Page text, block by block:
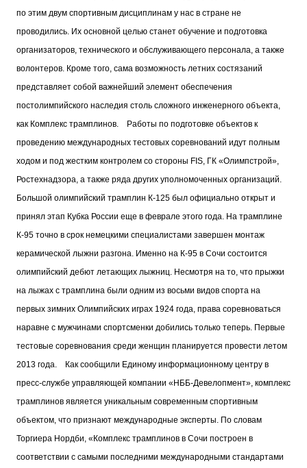
по этим двум спортивным дисциплинам у нас в стране не
проводились. Их основной целью станет обучение и подготовка
организаторов, технического и обслуживающего персонала, а также
волонтеров. Кроме того, сама возможность летних состязаний
представляет собой важнейший элемент обеспечения
постолимпийского наследия столь сложного инженерного объекта,
как Комплекс трамплинов.
Работы по подготовке объектов к
проведению международных тестовых соревнований идут полным
ходом и под жестким контролем со стороны FIS, ГК «Олимпстрой»,
Ростехнадзора, а также ряда других уполномоченных организаций.
Большой олимпийский трамплин К-125 был официально открыт и
принял этап Кубка России еще в феврале этого года. На трамплине
К-95 точно в срок немецкими специалистами завершен монтаж
керамической лыжни разгона. Именно на К-95 в Сочи состоится
олимпийский дебют летающих лыжниц. Несмотря на то, что прыжки
на лыжах с трамплина были одним из восьми видов спорта на
первых зимних Олимпийских играх 1924 года, права соревноваться
наравне с мужчинами спортсменки добились только теперь. Первые
тестовые соревнования среди женщин планируется провести летом
2013 года.
Как сообщили Единому информационному центру в
пресс-службе управляющей компании «НББ-Девелопмент», комплекс
трамплинов является уникальным современным спортивным
объектом, что признают международные эксперты. По словам
Торгиера Нордби, «Комплекс трамплинов в Сочи построен в
соответствии с самыми последними международными стандартами